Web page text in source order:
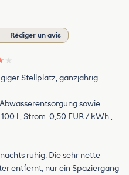
Rédiger un avis
★
Stellplatz, ganzjährig
sowie
l , Strom: 0,50 EUR / kWh ,
ruhig. Die sehr nette
entfernt, nur ein Spaziergang